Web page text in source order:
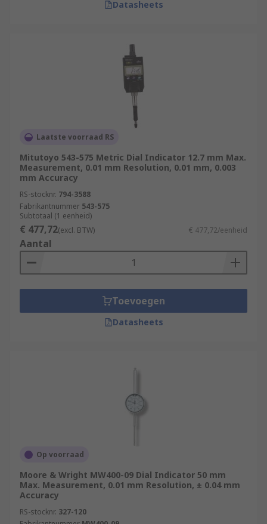
Datasheets
Laatste voorraad RS
Mitutoyo 543-575 Metric Dial Indicator 12.7 mm Max.
Measurement, 0.01 mm Resolution, 0.01 mm, 0.003
mm Accuracy
RS-stocknr. 794-3588
Fabrikantnummer 543-575
Subtotaal (1 eenheid)
€ 477,72(excl. BTW) € 477,72/eenheid
Aantal
Toevoegen
Datasheets
Op voorraad
Moore & Wright MW400-09 Dial Indicator 50 mm
Max. Measurement, 0.01 mm Resolution, ± 0.04 mm
Accuracy
RS-stocknr. 327-120